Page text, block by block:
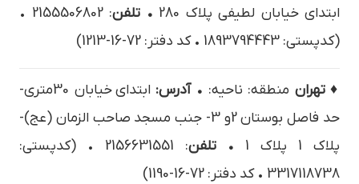
ابتداي خيابان لطيفي پلاک 280
• تلفن
: 2155506802 •
(کدپستی: 1893794443 • کد دفتر: 72-16-1213)
♦ تهران منطقه: ناحیه: • آدرس:
ابتداي خيابان 30متري-
حد فاصل بوستان 2و 3- جنب مسجد صاحب الزمان (عج)-
پلاك 1 پلاک 1
• تلفن
: 2156631551 • (کدپستی:
3317118738 • کد دفتر: 72-16-1190)